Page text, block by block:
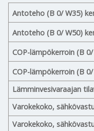
Antoteho (B 0/ W35)
Antoteho (B 0/ W50)
COP-lämpökerroin (B
COP-lämpökerroin (B
Lämminvesivaraajan
Varokekoko,
Varokekoko,